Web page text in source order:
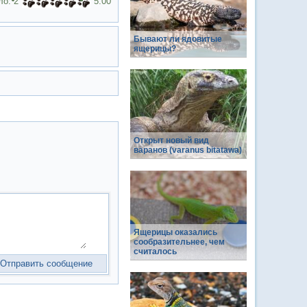
Бывают ли ядовитые
ящерицы?
Открыт новый вид
варанов (varanus bitatawa)
Ящерицы оказались
сообразительнее, чем
считалось